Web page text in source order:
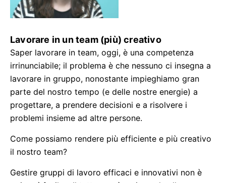
Lavorare in un team (più) creativo
Saper lavorare in team, oggi, è una competenza
irrinunciabile; il problema è che nessuno ci insegna a
lavorare in gruppo, nonostante impieghiamo gran
parte del nostro tempo (e delle nostre energie) a
progettare, a prendere decisioni e a risolvere i
problemi insieme ad altre persone.
Come possiamo rendere più efficiente e più creativo
il nostro team?
Gestire gruppi di lavoro efficaci e innovativi non è